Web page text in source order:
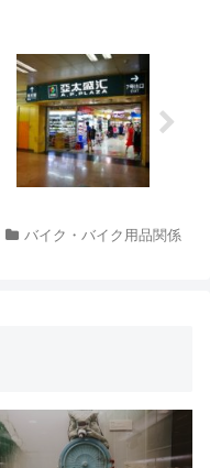
バイク・バイク用品関係